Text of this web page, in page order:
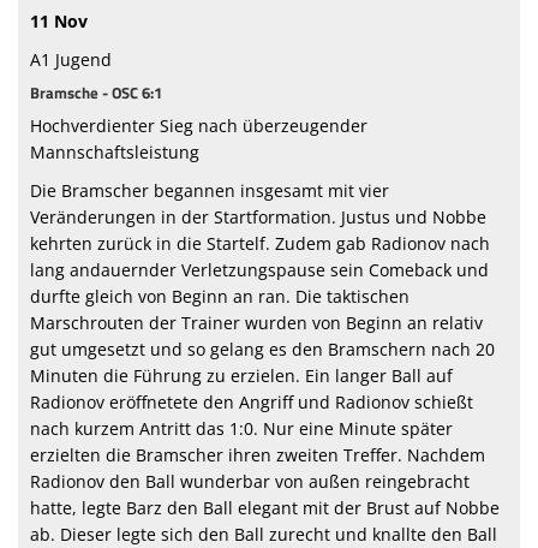
Spielstätten
Trainingszeiten
11 Nov
A1 Jugend
Bramsche - OSC 6:1
Hochverdienter Sieg nach überzeugender
Mannschaftsleistung
Die Bramscher begannen insgesamt mit vier
Veränderungen in der Startformation. Justus und Nobbe
kehrten zurück in die Startelf. Zudem gab Radionov nach
lang andauernder Verletzungspause sein Comeback und
durfte gleich von Beginn an ran. Die taktischen
Marschrouten der Trainer wurden von Beginn an relativ
gut umgesetzt und so gelang es den Bramschern nach 20
Minuten die Führung zu erzielen. Ein langer Ball auf
Radionov eröffnetete den Angriff und Radionov schießt
nach kurzem Antritt das 1:0. Nur eine Minute später
erzielten die Bramscher ihren zweiten Treffer. Nachdem
Radionov den Ball wunderbar von außen reingebracht
hatte, legte Barz den Ball elegant mit der Brust auf Nobbe
ab. Dieser legte sich den Ball zurecht und knallte den Ball